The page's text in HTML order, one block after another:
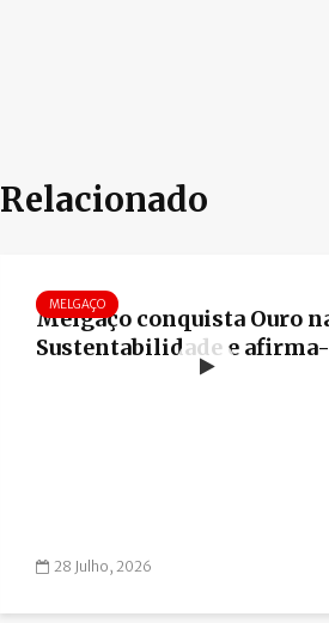
Relacionado
MELGAÇO
Melgaço conquista Ouro
Sustentabilidade e afirma-
28 Julho, 2026